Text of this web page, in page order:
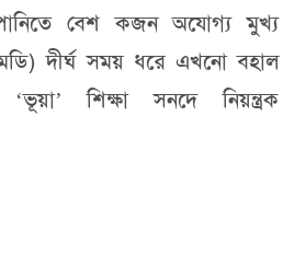
বেশ কজন অযোগ্য মুখ্য
দীর্ঘ সময় ধরে এখনো বহাল
শিক্ষা সনদে নিয়ন্ত্রক